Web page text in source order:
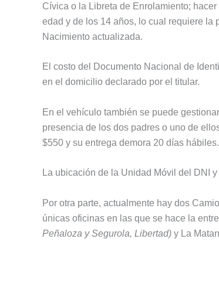
Cívica o la Libreta de Enrolamiento;
edad y de los 14 años, lo cual requiere la
Nacimiento actualizada.
El costo del Documento Nacional de
en el domicilio declarado por el titular.
En el vehículo también se puede
presencia de los dos padres o uno de
$550 y su entrega demora 20 días hábiles.
La ubicación de la Unidad Móvil del DNI
Por otra parte, actualmente hay dos
únicas oficinas en las que se hace la
Peñaloza y Segurola, Libertad) y La